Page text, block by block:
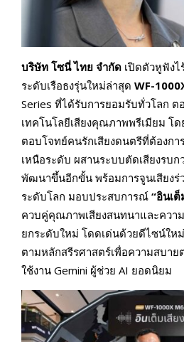
บริษัท โซนี่ ไทย จำกัด เปิดตัวหูฟังไ
ระดับเรือธงรุ่นใหม่ล่าสุด WF-
Series ที่ได้รับการยอมรับทั่วโลก
เทคโนโลยีเสียงคุณภาพพรีเมียม โ
ตอบโจทย์คนรักเสียงดนตรีที่ต้องก
เหนือระดับ ผสานระบบตัดเสียงรบ
พัฒนาขึ้นอีกขั้น พร้อมการจูนเสียงร่
ระดับโลก มอบประสบการณ์ “อินเ
ควบคู่คุณภาพเสียงสนทนาและควา
ยกระดับใหม่ โดดเด่นด้วยดีไซน์ใ
ตามหลักสรีรศาสตร์เพื่อความสบาย
ใช้งาน Gemini ผู้ช่วย AI ยอดนิยม